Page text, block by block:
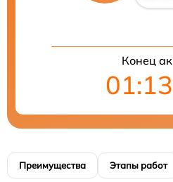
Конец
Преимущества Этапы работ